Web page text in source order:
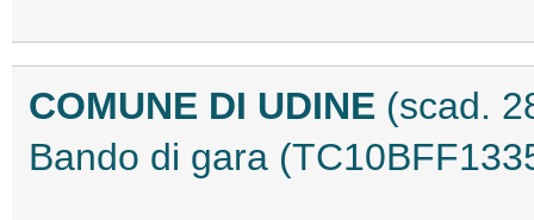
COMUNE DI UDINE (scad.
Bando di gara